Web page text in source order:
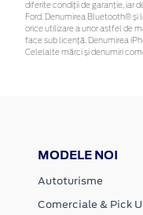
diferite condiții de garanție, iar
Ford. Denumirea Bluetooth® și
orice utilizare a unor astfel de
face sub licență. Denumirea
Celelalte mărci și denumiri
MODELE NOI
Autoturisme
Comerciale & Pick